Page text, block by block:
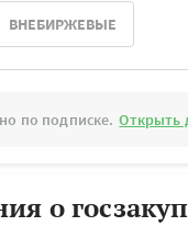
ВНЕБИРЖЕВЫЕ
по подписке. Открыть
о